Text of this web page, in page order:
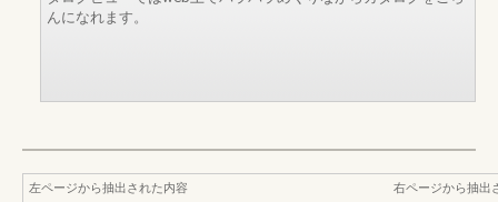
んになれます。
左ページから抽出された内容
右ページから抽出